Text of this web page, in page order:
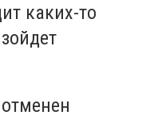
каких-то